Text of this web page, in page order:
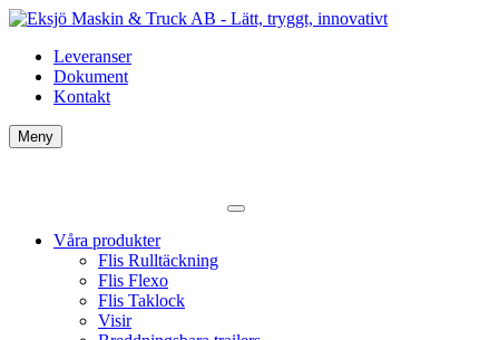
Leveranser
Dokument
Kontakt
Meny
Våra produkter
Flis Rulltäckning
Flis Flexo
Flis Taklock
Visir